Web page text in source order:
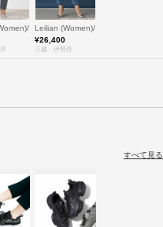
ートレアモン
レリアン
Leilian (Women)/レリアン
¥26,400
三越・伊勢丹
すべて見る